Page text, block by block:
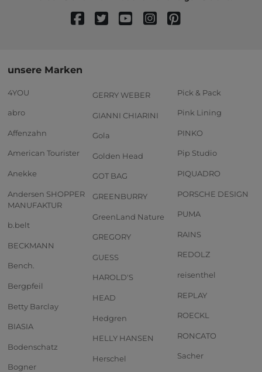
unsere Marken
4YOU
abro
Affenzahn
American Tourister
Anekke
Andersen SHOPPER
MANUFAKTUR
b.belt
BECKMANN
Bench.
Bergpfeil
Betty Barclay
BIASIA
Bodenschatz
Bogner
GERRY WEBER
GIANNI CHIARINI
Gola
Golden Head
GOT BAG
GREENBURRY
GreenLand Nature
GREGORY
GUESS
HAROLD'S
HEAD
Hedgren
HELLY HANSEN
Herschel
Pick & Pack
Pink Lining
PINKO
Pip Studio
PIQUADRO
PORSCHE DESIGN
PUMA
RAINS
REDOLZ
reisenthel
REPLAY
ROECKL
RONCATO
Sacher